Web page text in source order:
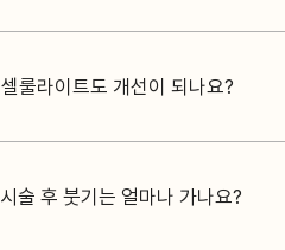
셀룰라이트도 개선이 되나요?
시술 후 붓기는 얼마나 가나요?